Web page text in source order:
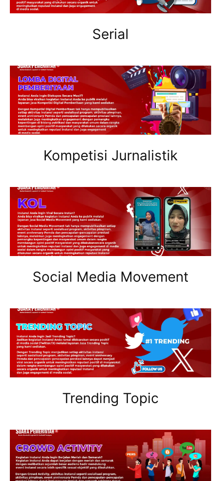
Serial
Kompetisi Jurnalistik
Social Media Movement
Trending Topic